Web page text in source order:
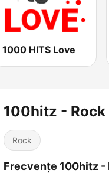
1000 HITS Love
100hitz - Rock
Rock
Frecvențe 100hitz -